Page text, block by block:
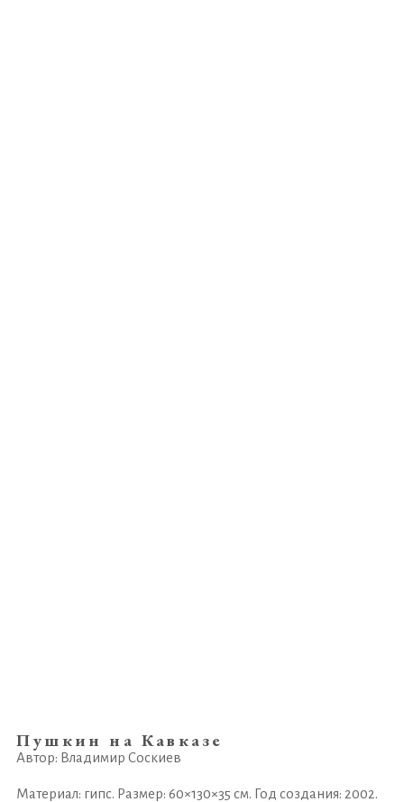
Пушкин на Кавказе
Автор: Владимир Соскиев
Материал: гипс. Размер: 60×130×35 см. Год создания: 2002.